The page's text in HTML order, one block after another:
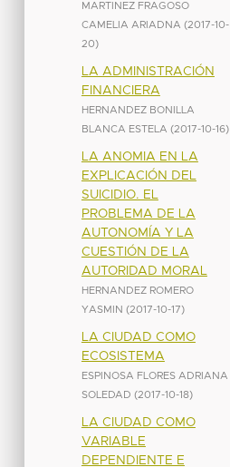
MARTINEZ FRAGOSO
CAMELIA ARIADNA (2017-10-
20)
LA ADMINISTRACIÓN
FINANCIERA
HERNANDEZ BONILLA
BLANCA ESTELA (2017-10-16)
LA ANOMIA EN LA
EXPLICACIÓN DEL
SUICIDIO. EL
PROBLEMA DE LA
AUTONOMÍA Y LA
CUESTIÓN DE LA
AUTORIDAD MORAL
HERNANDEZ ROMERO
YASMIN (2017-10-17)
LA CIUDAD COMO
ECOSISTEMA
ESPINOSA FLORES ADRIANA
SOLEDAD (2017-10-18)
LA CIUDAD COMO
VARIABLE
DEPENDIENTE E